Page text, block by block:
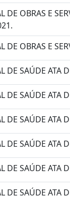
DE OBRAS E
DE OBRAS E
DE SAÚDE ATA
DE SAÚDE ATA
DE SAÚDE ATA
DE SAÚDE ATA
DE SAÚDE ATA
DE SAÚDE ATA